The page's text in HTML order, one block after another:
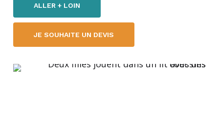
ALLER + LOIN
JE SOUHAITE UN DEVIS